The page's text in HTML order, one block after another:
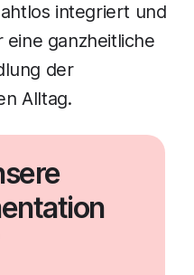
integriert und
ganzheitliche
der
Alltag.